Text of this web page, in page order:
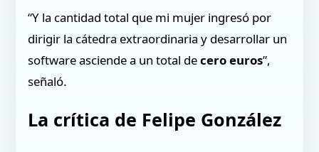
“Y la cantidad total que mi mujer ingresó por
dirigir la cátedra extraordinaria y desarrollar un
software asciende a un total decero euros”,
señaló.
La crítica de Felipe González